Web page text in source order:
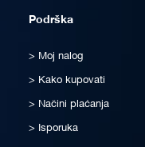
Podrška
Moj nalog
Kako kupovati
Načini plaćanja
Isporuka